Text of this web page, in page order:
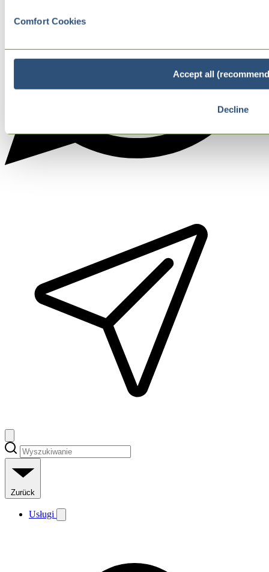
Comfort Cookies
Accept all
Decline
Zurück
Usługi